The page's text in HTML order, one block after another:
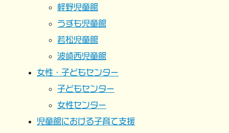
軽野児童館
うずも児童館
若松児童館
波崎西児童館
女性・子どもセンター
子どもセンター
女性センター
児童館における子育て支援